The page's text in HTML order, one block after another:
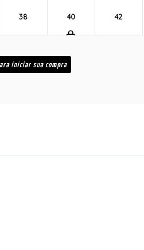
38 40 42
iniciar sua compra